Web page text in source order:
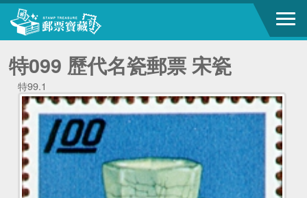
特099 歷代名瓷郵票 宋瓷
特99.1